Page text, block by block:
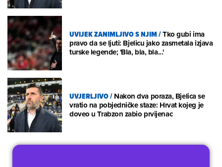
UVIJEK ZANIMLJIVO S NJIM/Tko gubi ima
pravo da se ljuti: Bjelicu jako zasmetala izjava
turske legende; 'Bla, bla, bla...'
UVJERLJIVO/Nakon dva poraza, Bjelica se
vratio na pobjedničke staze: Hrvat kojeg je
doveo u Trabzon zabio prvijenac